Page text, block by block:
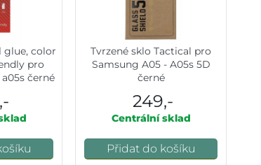
glue, color
pro
černé
Tvrzené sklo Tactical pro
Samsung A05 - A05s 5D
černé
249,-
Centrální sklad
Přidat do košíku